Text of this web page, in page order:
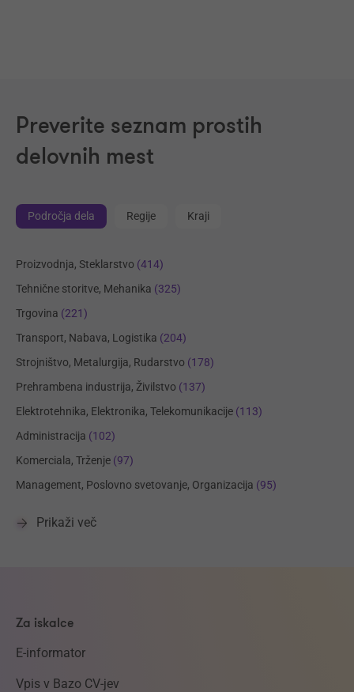
Preverite seznam prostih
delovnih mest
Področja dela Regije Kraji
Proizvodnja, Steklarstvo (414)
Tehnične storitve, Mehanika (325)
Trgovina (221)
Transport, Nabava, Logistika (204)
Strojništvo, Metalurgija, Rudarstvo (178)
Prehrambena industrija, Živilstvo (137)
Elektrotehnika, Elektronika, Telekomunikacije (113)
Administracija (102)
Komerciala, Trženje (97)
Management, Poslovno svetovanje, Organizacija (95)
Prikaži več
Za iskalce
E-informator
Vpis v Bazo CV-jev